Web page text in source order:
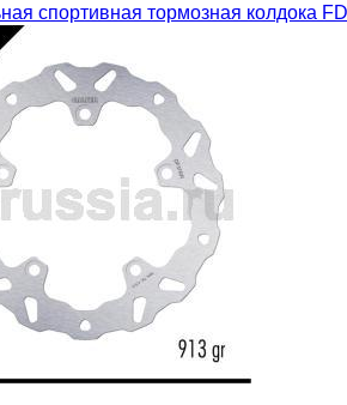
спортивная тормозная колдока